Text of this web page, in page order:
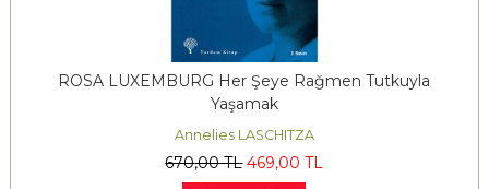
ROSA LUXEMBURG Her Şeye Rağmen Tutkuyla
Yaşamak
Annelies LASCHITZA
670,00TL 469,00 TL